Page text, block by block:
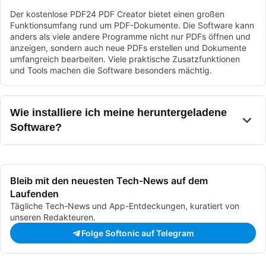
Der kostenlose PDF24 PDF Creator bietet einen großen
Funktionsumfang rund um PDF-Dokumente. Die Software kann
anders als viele andere Programme nicht nur PDFs öffnen und
anzeigen, sondern auch neue PDFs erstellen und Dokumente
umfangreich bearbeiten. Viele praktische Zusatzfunktionen
und Tools machen die Software besonders mächtig.
Wie installiere ich meine heruntergeladene
Software?
Bleib mit den neuesten Tech-News auf dem
Laufenden
Tägliche Tech-News und App-Entdeckungen, kuratiert von
unseren Redakteuren.
Folge Softonic auf Telegram